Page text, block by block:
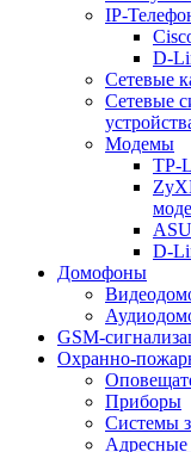
IP-
D-
Сетевые
Сетевые
Модемы
TP-
D-
Домофоны
GSM-
Охранно-
Приборы
Системы